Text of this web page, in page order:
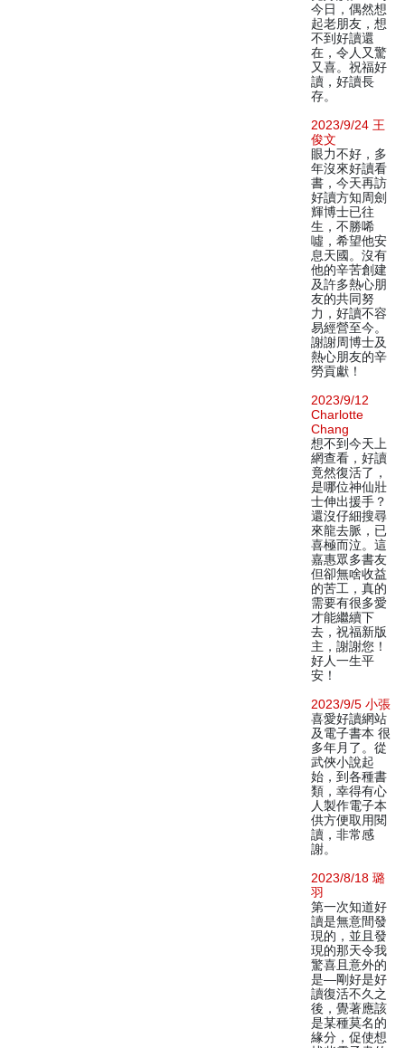
今日，偶然想
起老朋友，想
不到好讀還
在，令人又驚
又喜。祝福好
讀，好讀長
存。
2023/9/24 王
俊文
眼力不好，多
年沒來好讀看
書，今天再訪
好讀方知周劍
輝博士已往
生，不勝唏
噓，希望他安
息天國。沒有
他的辛苦創建
及許多熱心朋
友的共同努
力，好讀不容
易經營至今。
謝謝周博士及
熱心朋友的辛
勞貢獻！
2023/9/12
Charlotte
Chang
想不到今天上
網查看，好讀
竟然復活了，
是哪位神仙壯
士伸出援手？
還沒仔細搜尋
來龍去脈，已
喜極而泣。這
嘉惠眾多書友
但卻無啥收益
的苦工，真的
需要有很多愛
才能繼續下
去，祝福新版
主，謝謝您！
好人一生平
安！
2023/9/5 小張
喜愛好讀網站
及電子書本 很
多年月了。從
武俠小說起
始，到各種書
類，幸得有心
人製作電子本
供方便取用閱
讀，非常感
謝。
2023/8/18 璐
羽
第一次知道好
讀是無意間發
現的，並且發
現的那天令我
驚喜且意外的
是—剛好是好
讀復活不久之
後，覺著應該
是某種莫名的
緣分，促使想